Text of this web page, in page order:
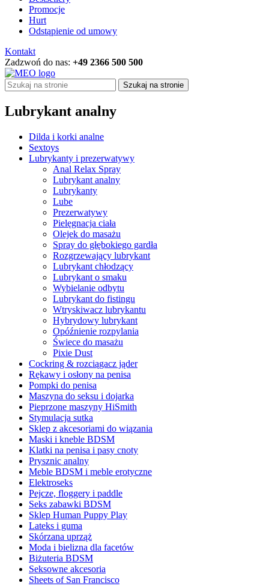
Promocje
Hurt
Odstąpienie od umowy
Kontakt
Zadzwoń do nas: +49 2366 500 500
Szukaj na stronie
Lubrykant analny
Dilda i korki analne
Sextoys
Lubrykanty i prezerwatywy
Anal Relax Spray
Lubrykant analny
Lubrykanty
Lube
Prezerwatywy
Pielęgnacja ciała
Olejek do masażu
Spray do głębokiego gardła
Rozgrzewający lubrykant
Lubrykant chłodzący
Lubrykant o smaku
Wybielanie odbytu
Lubrykant do fistingu
Wtryskiwacz lubrykantu
Hybrydowy lubrykant
Opóźnienie rozpylania
Świece do masażu
Pixie Dust
Cockring & rozciągacz jąder
Rękawy i osłony na penisa
Pompki do penisa
Maszyna do seksu i dojarka
Pieprzone maszyny HiSmith
Stymulacja sutka
Sklep z akcesoriami do wiązania
Maski i kneble BDSM
Klatki na penisa i pasy cnoty
Prysznic analny
Meble BDSM i meble erotyczne
Elektroseks
Pejcze, floggery i paddle
Seks zabawki BDSM
Sklep Human Puppy Play
Lateks i guma
Skórzana uprząż
Moda i bielizna dla facetów
Biżuteria BDSM
Seksowne akcesoria
Sheets of San Francisco